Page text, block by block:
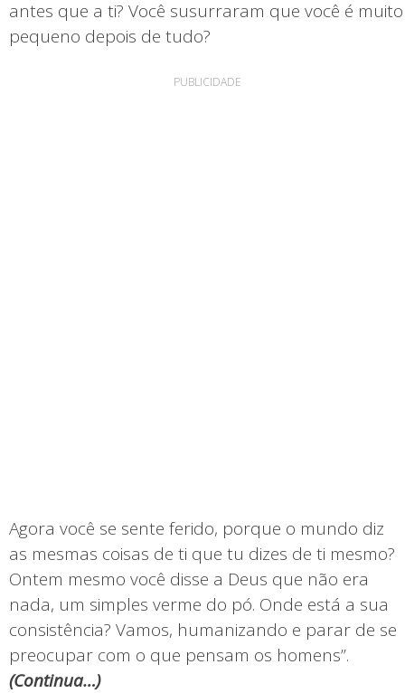
antes que a ti? Você susurraram que você é muito
pequeno depois de tudo?
PUBLICIDADE
Agora você se sente ferido, porque o mundo diz
as mesmas coisas de ti que tu dizes de ti mesmo?
Ontem mesmo você disse a Deus que não era
nada, um simples verme do pó. Onde está a sua
consistência? Vamos, humanizando e parar de se
preocupar com o que pensam os homens”.
(Continua…)